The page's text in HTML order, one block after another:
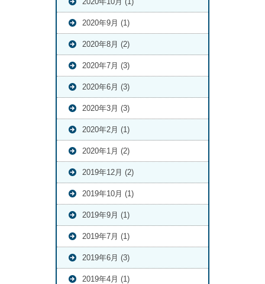
2020年9月 (1)
2020年8月 (2)
2020年7月 (3)
2020年6月 (3)
2020年3月 (3)
2020年2月 (1)
2020年1月 (2)
2019年12月 (2)
2019年10月 (1)
2019年9月 (1)
2019年7月 (1)
2019年6月 (3)
2019年4月 (1)